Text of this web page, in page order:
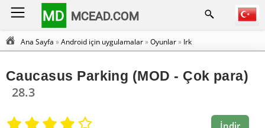
MD MCEAD.COM
Ana Sayfa »Android için uygulamalar»Oyunlar» Irk
Caucasus Parking (MOD - Çok para)
28.3
İndir